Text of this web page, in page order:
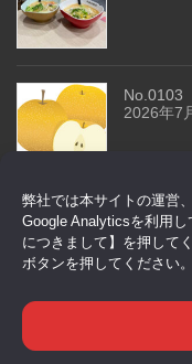
弊社では本サイトの運営
Google Analyticsを利用
につきまして】を押して
ボタンを押してください。
No.0103
2026年7
今回はド
2026年6